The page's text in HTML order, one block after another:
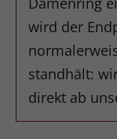
wird der
standhält:
direkt ab